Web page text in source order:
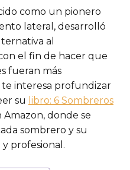
como un pionero
lateral, desarrolló
al
el fin de hacer que
fueran más
te interesa profundizar
su libro: 6 Sombreros
donde se
sombrero y su
y profesional.